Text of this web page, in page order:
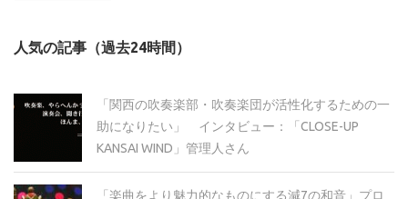
イ
人気の記事（過去24時間）
「関西の吹奏楽部・吹奏楽団が活性化するための一
助になりたい」 インタビュー：「CLOSE-UP
KANSAI WIND」管理人さん
「楽曲をより魅力的なものにする減7の和音」プロ